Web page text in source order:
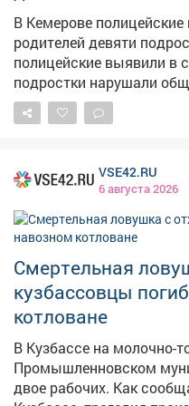
грозит
ответственность за
В Кемерове полицейские
родителей девяти подростков. В
полицейские выявили в
подростки нарушали
сообщает полиция
запечатлены
учащихся трех школ
12 до 14 лет – сообщает ГУ
рейда инспекторы
водителя от
его 37-летнему отцу,
автобуса. На мужчину
передачу управления
назначили штраф – 30
помещён на спецстоянку. Отмечается, что за
нарушение
родителей всех девяти
протоколы. Трое
VSE42.RU
6 августа 2026
Смертельная
кузбассовцы
котловане
В Кузбассе на молочно-
Промышленновском
двое рабочих. Как сообщает Следком и прокуратура